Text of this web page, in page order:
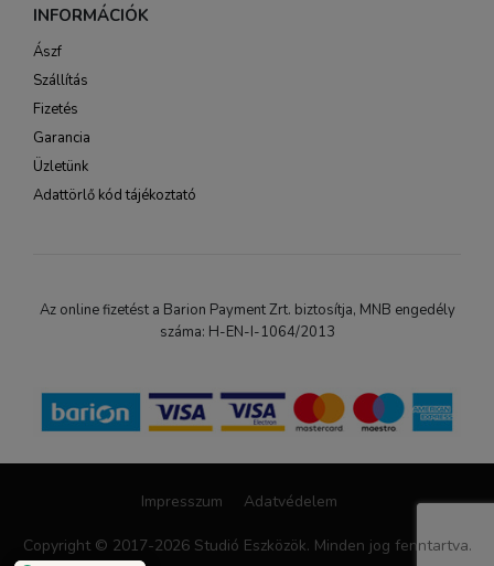
INFORMÁCIÓK
Ászf
Szállítás
Fizetés
Garancia
Üzletünk
Adattörlő kód tájékoztató
Az online fizetést a Barion Payment Zrt. biztosítja, MNB engedély
száma: H-EN-I-1064/2013
Impresszum Adatvédelem
Copyright © 2017-2026 Studió Eszközök. Minden jog fenntartva.